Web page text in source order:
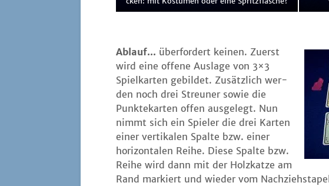
Ablauf... über­for­dert kei­nen. Zuerst
wird eine offe­ne Aus­la­ge von 3×3
Spiel­kar­ten gebil­det. Zusätz­lich wer­
den noch drei Streu­ner sowie die
Punk­te­kar­ten offen aus­ge­legt. Nun
nimmt sich ein Spie­ler die drei Kar­ten
einer ver­ti­ka­len Spal­te bzw. einer
hori­zon­ta­len Rei­he. Die­se Spal­te bzw.
Rei­he wird dann mit der Holz­kat­ze am
Rand mar­kiert und wie­der vom